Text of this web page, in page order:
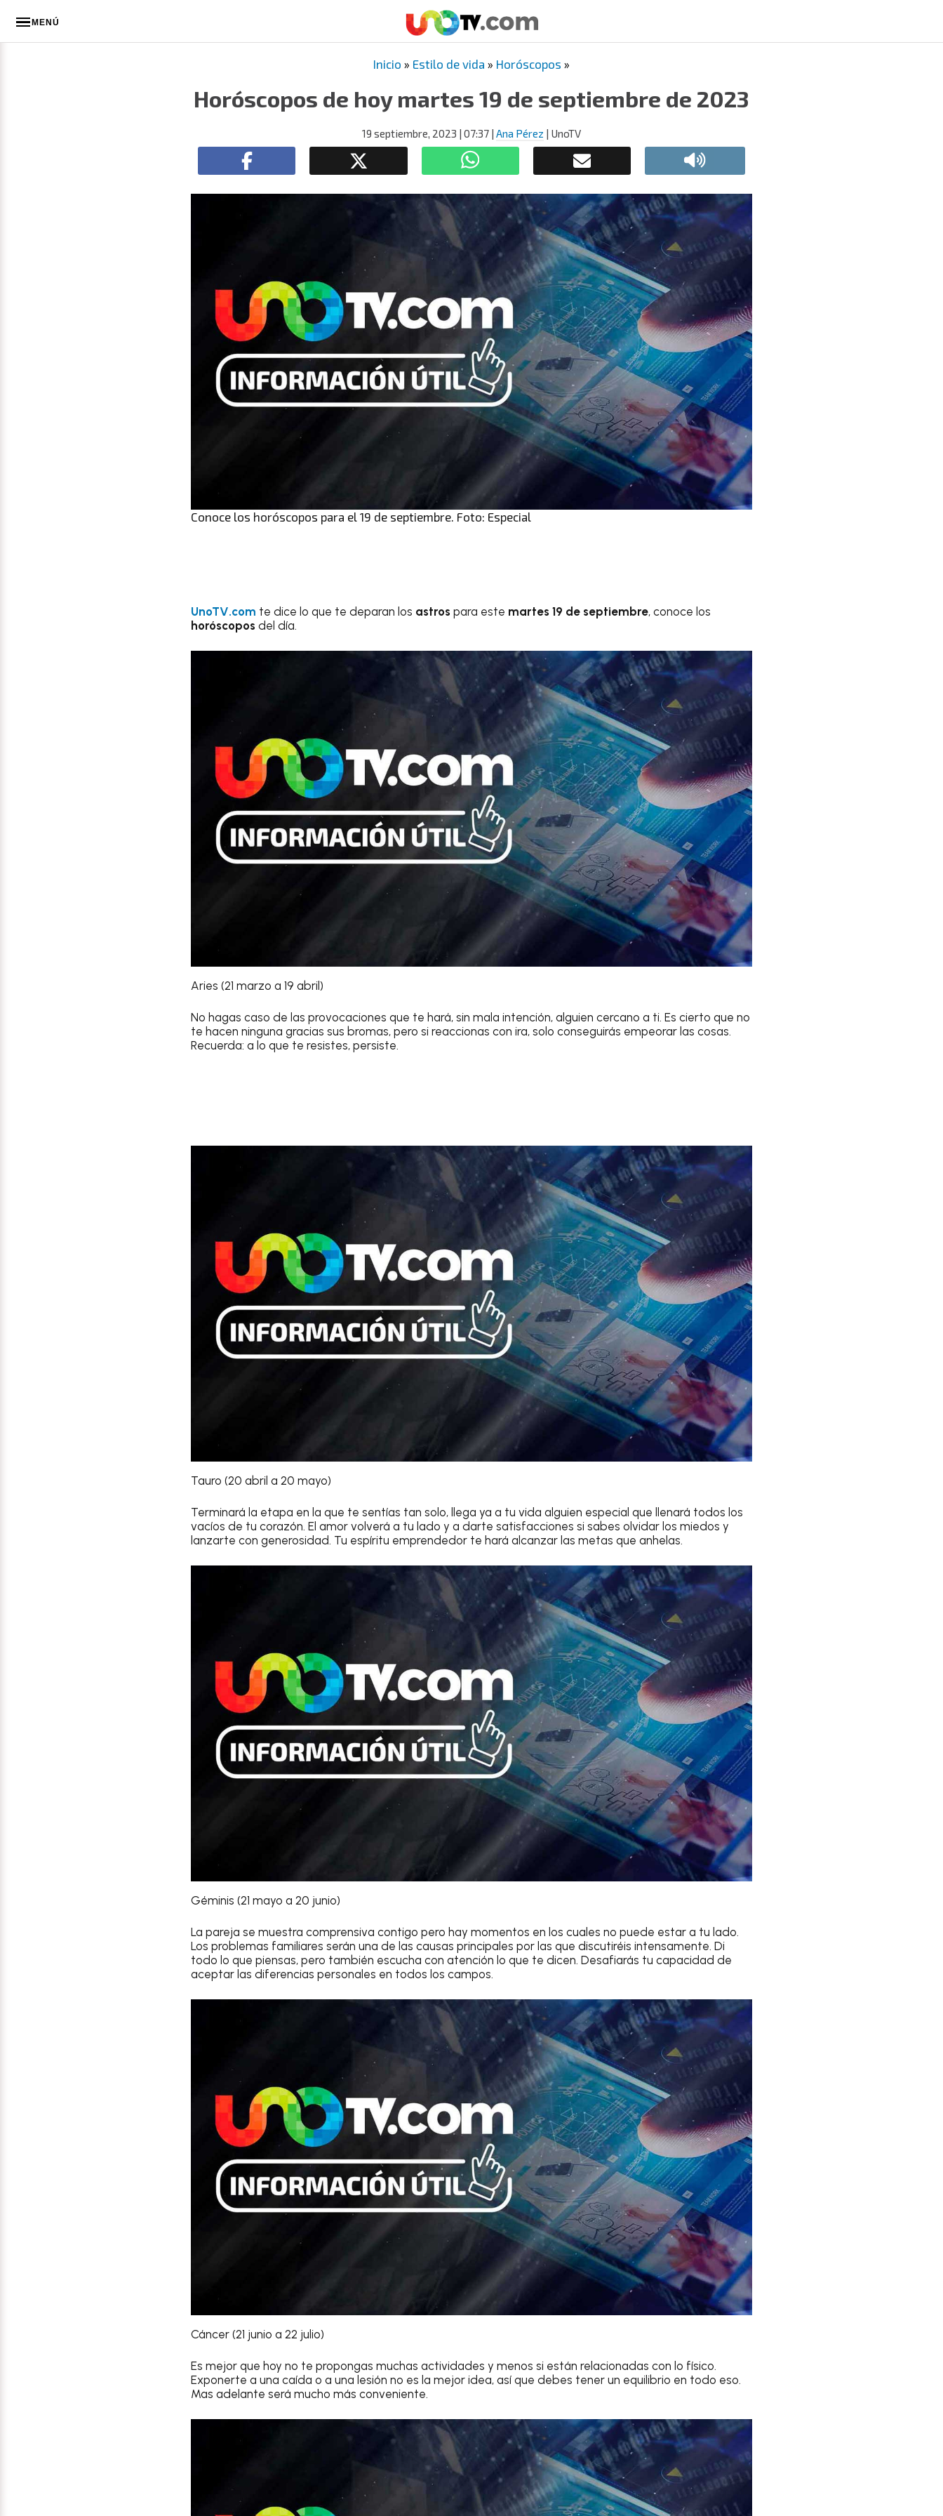
MENÚ
Inicio » Estilo de vida » Horóscopos »
Horóscopos de hoy martes 19 de septiembre de 2023
19 septiembre, 2023 | 07:37 | Ana Pérez | UnoTV
Conoce los horóscopos para el 19 de septiembre. Foto: Especial
UnoTV.com te dice lo que te deparan los astros para este martes 19 de septiembre, conoce los
horóscopos del día.
Aries (21 marzo a 19 abril)
No hagas caso de las provocaciones que te hará, sin mala intención, alguien cercano a ti. Es cierto que no
te hacen ninguna gracias sus bromas, pero si reaccionas con ira, solo conseguirás empeorar las cosas.
Recuerda: a lo que te resistes, persiste.
Tauro (20 abril a 20 mayo)
Terminará la etapa en la que te sentías tan solo, llega ya a tu vida alguien especial que llenará todos los
vacíos de tu corazón. El amor volverá a tu lado y a darte satisfacciones si sabes olvidar los miedos y
lanzarte con generosidad. Tu espíritu emprendedor te hará alcanzar las metas que anhelas.
Géminis (21 mayo a 20 junio)
La pareja se muestra comprensiva contigo pero hay momentos en los cuales no puede estar a tu lado.
Los problemas familiares serán una de las causas principales por las que discutiréis intensamente. Di
todo lo que piensas, pero también escucha con atención lo que te dicen. Desafiarás tu capacidad de
aceptar las diferencias personales en todos los campos.
Cáncer (21 junio a 22 julio)
Es mejor que hoy no te propongas muchas actividades y menos si están relacionadas con lo físico.
Exponerte a una caída o a una lesión no es la mejor idea, así que debes tener un equilibrio en todo eso.
Mas adelante será mucho más conveniente.